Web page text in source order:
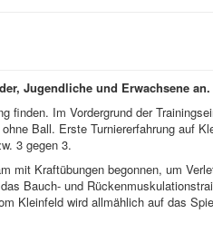
Jugendliche und Erwachsene an.
finden. Im Vordergrund der
Ball. Erste Turniererfahrung auf
3 gegen 3.
mit Kraftübungen begonnen, um
Bauch- und
Kleinfeld wird allmählich auf das